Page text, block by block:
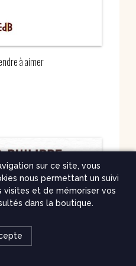
à aimer
sur ce site, vous
nous permettant un suivi
et de mémoriser vos
dans la boutique.